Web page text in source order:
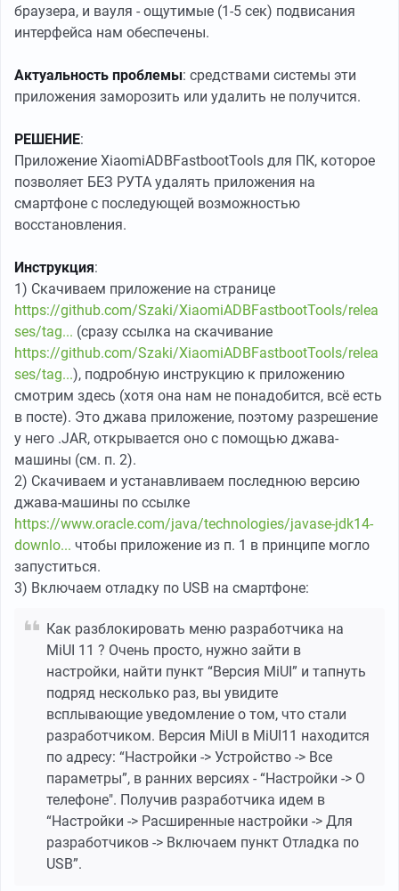
браузера, и вауля - ощутимые (1-5 сек) подвисания
интерфейса нам обеспечены.
Актуальность проблемы: средствами системы эти
приложения заморозить или удалить не получится.
РЕШЕНИЕ:
Приложение XiaomiADBFastbootTools для ПК, которое
позволяет БЕЗ РУТА удалять приложения на
смартфоне с последующей возможностью
восстановления.
Инструкция:
1) Скачиваем приложение на странице
https://github.com/Szaki/XiaomiADBFastbootTools/relea
ses/tag... (сразу ссылка на скачивание
https://github.com/Szaki/XiaomiADBFastbootTools/relea
ses/tag...), подробную инструкцию к приложению
смотрим здесь (хотя она нам не понадобится, всё есть
в посте). Это джава приложение, поэтому разрешение
у него .JAR, открывается оно с помощью джава-
машины (см. п. 2).
2) Скачиваем и устанавливаем последнюю версию
джава-машины по ссылке
https://www.oracle.com/java/technologies/javase-jdk14-
downlo... чтобы приложение из п. 1 в принципе могло
запуститься.
3) Включаем отладку по USB на смартфоне:
Как разблокировать меню разработчика на
MiUI 11 ? Очень просто, нужно зайти в
настройки, найти пункт “Версия MiUI” и тапнуть
подряд несколько раз, вы увидите
всплывающие уведомление о том, что стали
разработчиком. Версия MiUI в MiUI11 находится
по адресу: “Настройки -> Устройство -> Все
параметры”, в ранних версиях - “Настройки -> О
телефоне". Получив разработчика идем в
“Настройки -> Расширенные настройки -> Для
разработчиков -> Включаем пункт Отладка по
USB”.